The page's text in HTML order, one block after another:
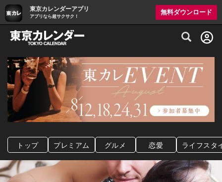
東京カレンダーアプリ
アプリなら超サクサク！
無料ダウンロード
グルメ情報・プレミアムレストラン予約
トップ プレミアム グルメ 恋愛 ライフスタ